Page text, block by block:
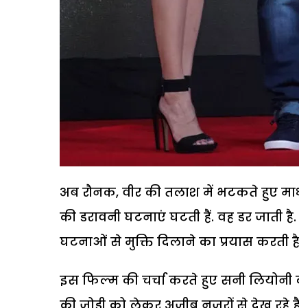
अब रौनक, वीर की तलाश में भटकते हुए
की डरावनी घटनाएं घटती हैं. वह डर
घटनाओं से मुक्ति दिलाने का प्रयास करती
इस फिल्म की चर्चा करते हुए सनी